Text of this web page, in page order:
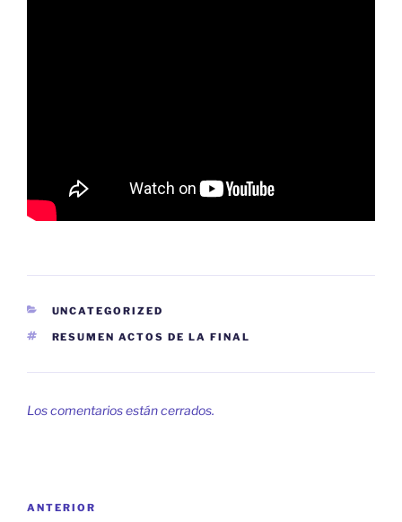
CATEGORÍAS
UNCATEGORIZED
ETIQUETAS
RESUMEN ACTOS DE LA FINAL
Los comentarios están cerrados.
Navegación
Entrada
ANTERIOR